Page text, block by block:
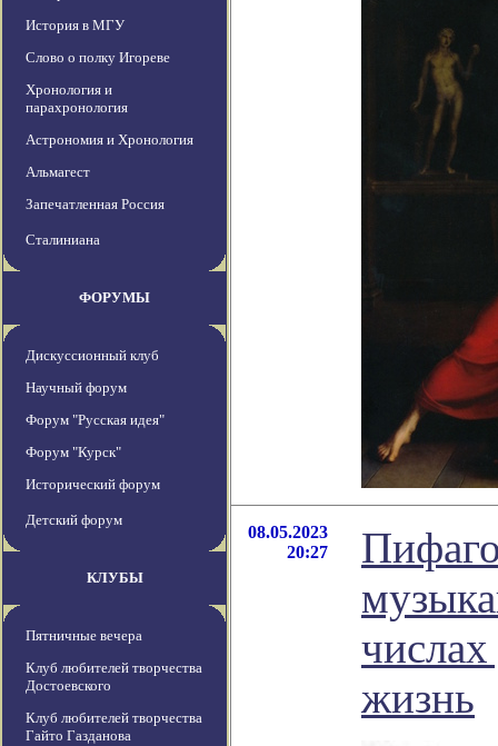
История в МГУ
Слово о полку Игореве
Хронология и
парахронология
Астрономия и Хронология
Альмагест
Запечатленная Россия
Сталиниана
ФОРУМЫ
Дискуссионный клуб
Научный форум
Форум "Русская идея"
Форум "Курск"
Исторический форум
Детский форум
КЛУБЫ
Пятничные вечера
Клуб любителей творчества
Достоевского
Клуб любителей творчества
Гайто Газданова
08.05.2023
20:27
жизнь